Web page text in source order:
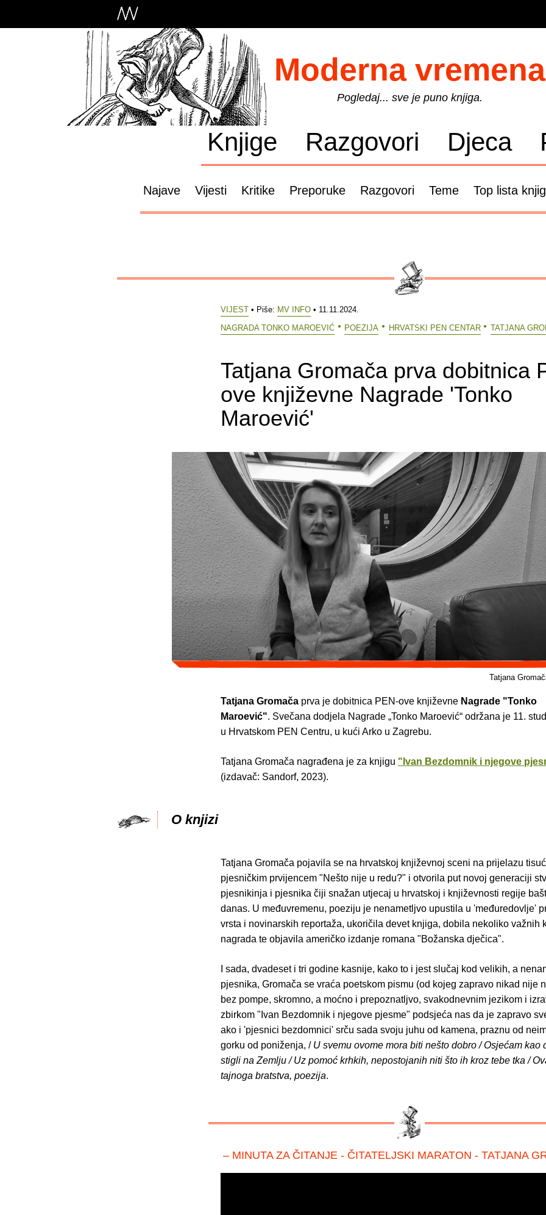
Moderna vremena
Pogledaj... sve je puno knjiga.
Knjige Razgovori Djeca
Najave Vijesti Kritike Preporuke Razgovori Teme Top lista
VIJEST • Piše: MV INFO • 11.11.2024.
NAGRADA TONKO MAROEVIĆ
POEZIJA HRVATSKI PEN CENTAR TATJANA
Tatjana Gromača prva dobitnica
ove književne Nagrade 'Tonko
Maroević'
Tatjana
Tatjana Gromača prva je dobitnica PEN-ove književne Nagrade "Tonko
Maroević". Svečana dodjela Nagrade „Tonko Maroević“ održana je 11.
u Hrvatskom PEN Centru, u kući Arko u Zagrebu.
Tatjana Gromača nagrađena je za knjigu "Ivan Bezdomnik i njegove
(izdavač: Sandorf, 2023).
O knjizi
Tatjana Gromača pojavila se na hrvatskoj književnoj sceni na prijelazu
pjesničkim prvijencem "Nešto nije u redu?" i otvorila put novoj generaciji
pjesnikinja i pjesnika čiji snažan utjecaj u hrvatskoj i književnosti regije
danas. U međuvremenu, poeziju je nenametljvo upustila u 'međuredovlje'
vrsta i novinarskih reportaža, ukoričila devet knjiga, dobila nekoliko važnih
nagrada te objavila američko izdanje romana "Božanska dječica".
I sada, dvadeset i tri godine kasnije, kako to i jest slučaj kod velikih, a
pjesnika, Gromača se vraća poetskom pismu (od kojeg zapravo nikad nije
bez pompe, skromno, a moćno i prepoznatljvo, svakodnevnim jezikom i
zbirkom "Ivan Bezdomnik i njegove pjesme" podsjeća nas da je zapravo
ako i 'pjesnici bezdomnici' srču sada svoju juhu od kamena, praznu od
gorku od poniženja, /U svemu ovome mora biti nešto dobro / Osjećam kao
stigli na Zemlju / Uz pomoć krhkih, nepostojanih niti što ih kroz tebe tka /
tajnoga bratstva, poezija.
– MINUTA ZA ČITANJE - ČITATELJSKI MARATON - TATJANA